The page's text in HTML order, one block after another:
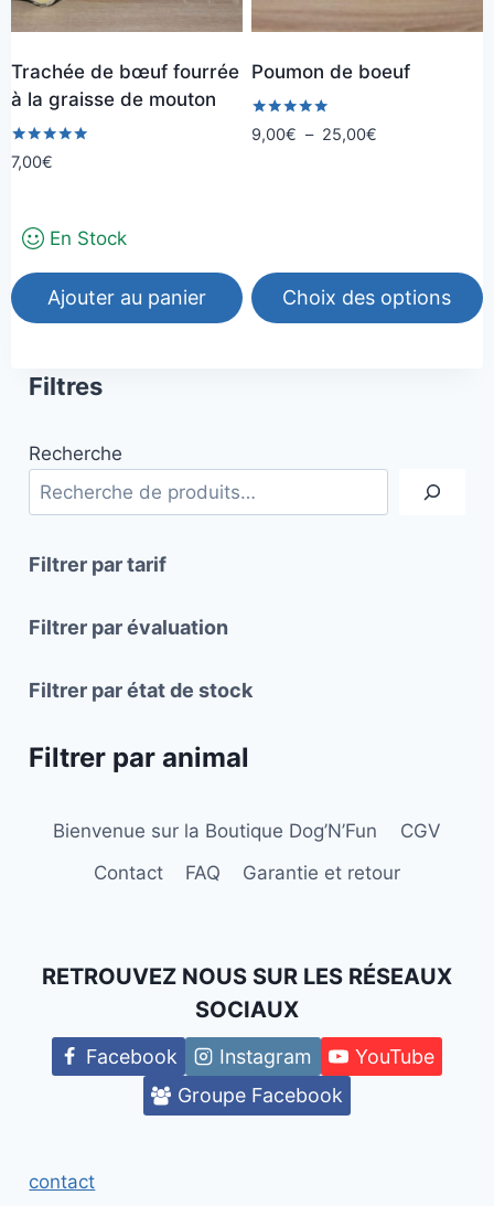
sur
la
page
du
être
sur
la
page
Trachée de bœuf fourrée
à la graisse de mouton
Note
5.00
7,00€
En Stock
Ajouter au panier
Poumon de boeuf
Note
5.00
9,00€ – 25,00€
Choix des options
options
page
Filtres
Recherche
Filtrer par tarif
Filtrer par évaluation
Filtrer par état de stock
Filtrer par animal
Bienvenue sur la Boutique Dog’N’Fun
CGV
Contact
FAQ Garantie et retour
RETROUVEZ NOUS SUR LES RÉSEAUX
SOCIAUX
Facebook Instagram
YouTube
Groupe Facebook
contact